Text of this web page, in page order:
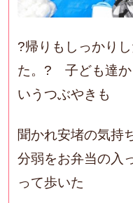
?帰りもしっかり
た。? 子ども達か
いうつぶやきも
聞かれ安堵の気持
分弱をお弁当の入
って歩いた